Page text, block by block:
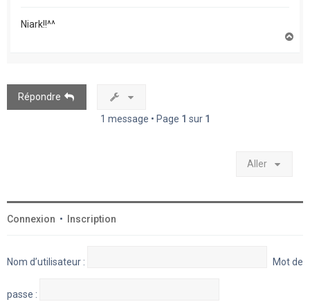
Niark!!^^
Répondre
1 message • Page 1 sur 1
Aller
Connexion • Inscription
Nom d’utilisateur : Mot de
passe :